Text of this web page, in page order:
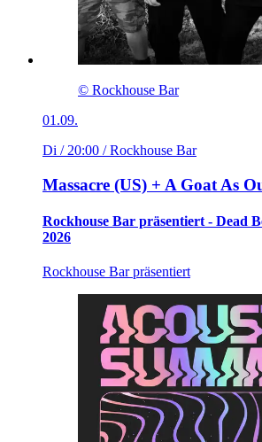
© Rockhouse Bar
01.09.
Di / 20:00 / Rockhouse Bar
Massacre (US) + A Goat As
Rockhouse Bar präsentiert - Dead
2026
Rockhouse Bar präsentiert